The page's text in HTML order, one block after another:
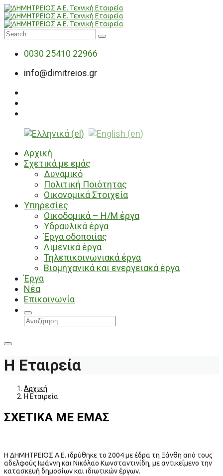
0030 25410 22966
info@dimitreios.gr
Αρχική
Σχετικά με εμάς
Δυναμικό
Πολιτική Ποιότητας
Οικονομικά Στοιχεία
Υπηρεσίες
Οικοδομικά – Η/Μ έργα
Υδραυλικά έργα
Έργα οδοποιίας
Λιμενικά έργα
Τηλεπικοινωνιακά έργα
Βιομηχανικά και ενεργειακά έργα
Έργα
Νέα
Επικοινωνία
Η Εταιρεία
Αρχική
Η Εταιρεία
ΣΧΕΤΙΚΑ ΜΕ ΕΜΑΣ
Η ΔΗΜΗΤΡΕΙΟΣ Α.Ε. ιδρύθηκε το 2004 με έδρα τη Ξάνθη από τους
αδελφούς Ιωάννη και Νικόλαο Κωνσταντινίδη, με αντικείμενο την
κατασκευή δημοσίων και ιδιωτικών έργων.